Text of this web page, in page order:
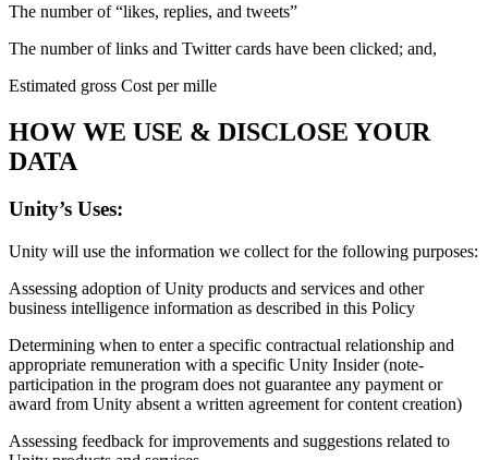
The number of “likes, replies, and tweets”
The number of links and Twitter cards have been clicked; and,
Estimated gross Cost per mille
HOW WE USE & DISCLOSE YOUR
DATA
Unity’s Uses:
Unity will use the information we collect for the following purposes:
Assessing adoption of Unity products and services and other
business intelligence information as described in this Policy
Determining when to enter a specific contractual relationship and
appropriate remuneration with a specific Unity Insider (note-
participation in the program does not guarantee any payment or
award from Unity absent a written agreement for content creation)
Assessing feedback for improvements and suggestions related to